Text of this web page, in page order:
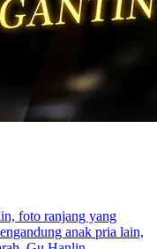
foto ranjang yang
anak pria lain,